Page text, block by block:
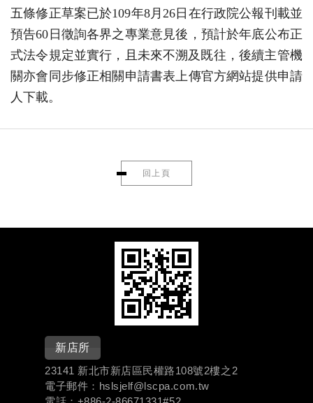
五條修正草案已於109年8月26 日在行政院公報刊載並
預告60 日徵詢各界之專業意見後，預計於年底公布正
式法令規定並實行，
且未來不溯及既往， 後續主管機
關亦會同步修正相關申請書表上傳官方網站提供申請
人下載。
回上頁
新店所
23141 新北市新店區民權路108號2樓之2
電子郵件：hslsjelf@lscpa.com.tw